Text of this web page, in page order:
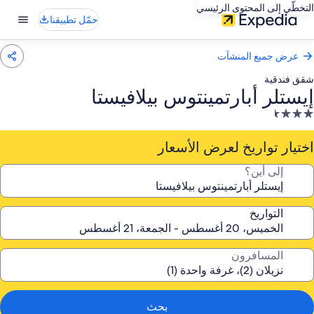
التخطّي إلى المحتوى الرئيسي
حمّل تطبيقنا
عرض جميع المنشآت
شقق فندقية
إيستلر أبارتمينتوس بيلافيستا
منشأة
فندقية
مصنفة
3.5
اختيار تواريخ لعرض الأسعار
إلى أين؟
التواريخ
المسافرون
بحث